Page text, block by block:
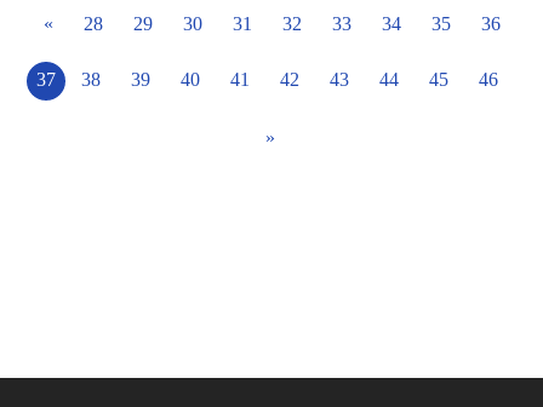
« 28 29 30 31 32 33 34 35 36
37 38 39 40 41 42 43 44 45 46
»